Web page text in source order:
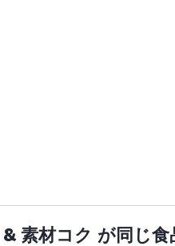
素材コク が同じ食